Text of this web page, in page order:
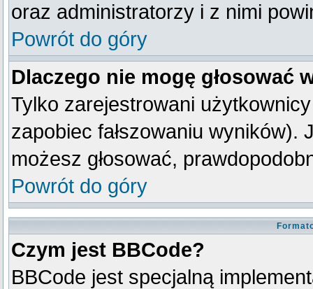
oraz administratorzy i z nimi
Powrót do góry
Dlaczego nie mogę głosować
Tylko zarejestrowani
zapobiec fałszowaniu wyników).
możesz głosować,
Powrót do góry
Czym jest BBCode?
BBCode jest specjalną